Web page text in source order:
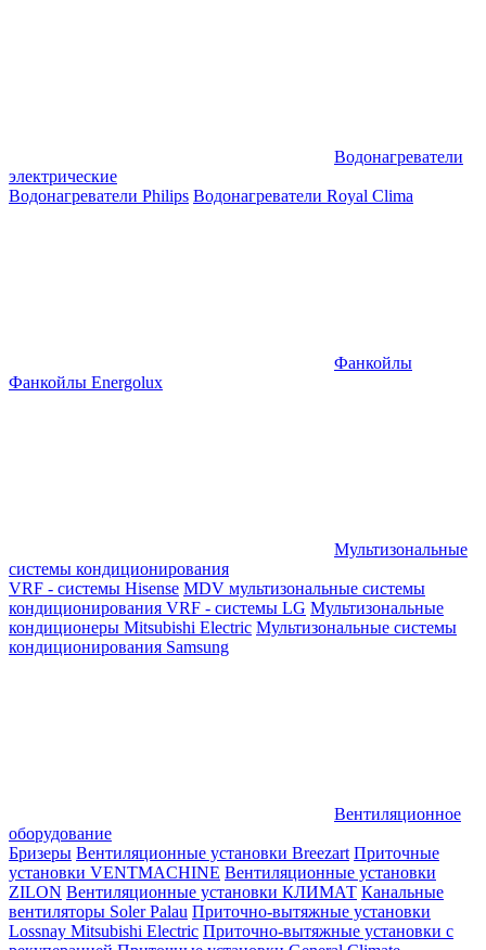
Водонагреватели
электрические
Водонагреватели Philips Водонагреватели Royal Clima
Фанкойлы
Фанкойлы Energolux
Мультизональные
системы кондиционирования
VRF - системы Hisense MDV мультизональные системы
кондиционирования VRF - системы LG Мультизональные
кондиционеры Mitsubishi Electric Мультизональные системы
кондиционирования Samsung
Вентиляционное
оборудование
Бризеры Вентиляционные установки Breezart Приточные
установки VENTMACHINE Вентиляционные установки
ZILON Вентиляционные установки КЛИМАТ Канальные
вентиляторы Soler Palau Приточно-вытяжные установки
Lossnay Mitsubishi Electric Приточно-вытяжные установки с